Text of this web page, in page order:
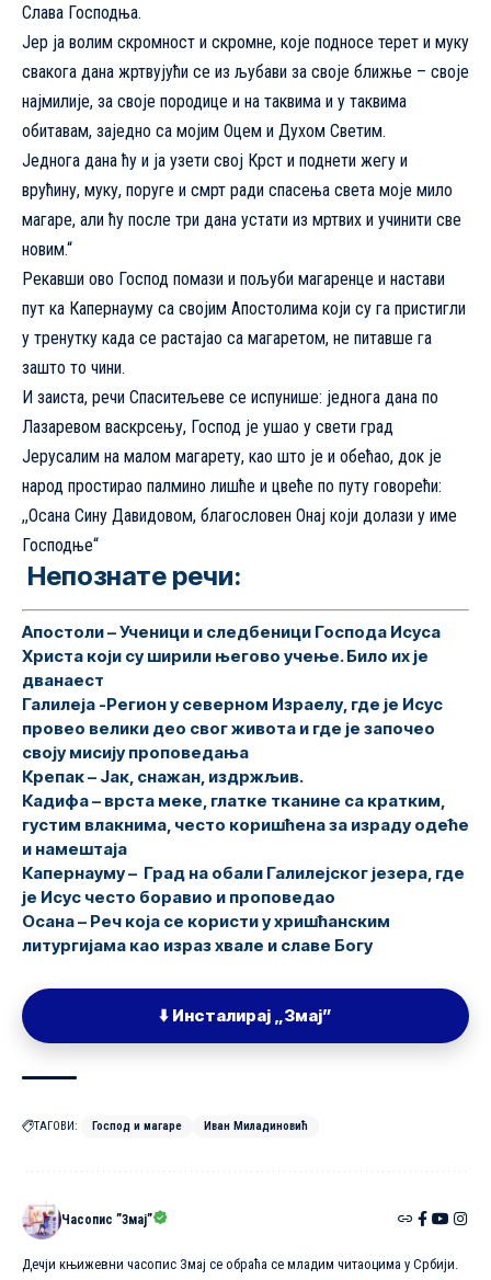
Слава Господња.
Јер ја волим скромност и скромне, које подносе терет и муку
свакога дана жртвујући се из љубави за своје ближње – своје
најмилије, за своје породице и на таквима и у таквима
обитавам, заједно са мојим Оцем и Духом Светим.
Једнога дана ћу и ја узети свој Крст и поднети жегу и
врућину, муку, поруге и смрт ради спасења света моје мило
магаре, али ћу после три дана устати из мртвих и учинити све
новим.“
Рекавши ово Господ помази и пољуби магаренце и настави
пут ка Капернауму са својим Апостолима који су га пристигли
у тренутку када се растајао са магаретом, не питавше га
зашто то чини.
И заиста, речи Спаситељеве се испунише: једнога дана по
Лазаревом васкрсењу, Господ је ушао у свети град
Јерусалим на малом магарету, као што је и обећао, док је
народ простирао палмино лишће и цвеће по путу говорећи:
,,Осана Сину Давидовом, благословен Онај који долази у име
Господње“
Непознате речи:
Апостоли– Ученици и следбеници Господа Исуса
Христа који су ширили његово учење. Било их је
дванаест
Галилејa -Регион у северном Израелу, где је Исус
провео велики део свог живота и где је започео
своју мисију проповедања
Крепак– Јак, снажан, издржљив.
Кадифа– врста меке, глатке тканине са кратким,
густим влакнима, често коришћена за израду одеће
и намештаја
Капернауму– Град на обали Галилејског језера, где
је Исус често боравио и проповедао
Осана– Реч која се користи у хришћанским
литургијама као израз хвале и славе Богу
⬇️ Инсталирај „Змај”
ТАГОВИ: Господ и магаре Иван Миладиновић
Часопис ”Змај”
Дечји књижевни часопис Змај се обраћа се младим читаоцима у Србији.